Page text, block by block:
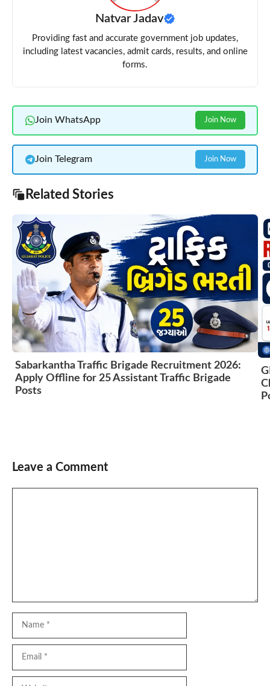
Natvar Jadav
Providing fast and accurate government job updates,
including latest vacancies, admit cards, results, and online
forms.
Join WhatsApp Join Now
Join Telegram Join Now
Related Stories
Sabarkantha Traffic Brigade Recruitment 2026:
Apply Offline for 25 Assistant Traffic Brigade
Posts
Leave a Comment